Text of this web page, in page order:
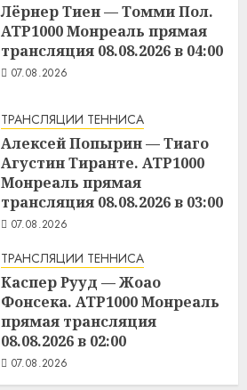
Лёрнер Тиен — Томми Пол.
ATP1000 Монреаль прямая
трансляция 08.08.2026 в 04:00
07.08.2026
ТРАНСЛЯЦИИ ТЕННИСА
Алексей Попырин — Тиаго
Агустин Тиранте. ATP1000
Монреаль прямая
трансляция 08.08.2026 в 03:00
07.08.2026
ТРАНСЛЯЦИИ ТЕННИСА
Каспер Рууд — Жоао
Фонсека. ATP1000 Монреаль
прямая трансляция
08.08.2026 в 02:00
07.08.2026